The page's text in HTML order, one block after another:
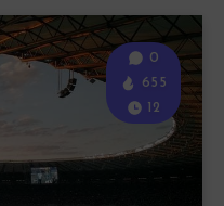
0
655
12